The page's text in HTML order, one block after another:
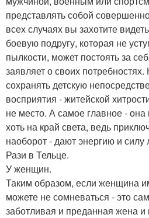
представлять собой
всех случаях вы захотите
боевую подругу, которая не
пылкости, может постоять за
заявляет о своих
сохранять детскую
восприятия - житейской
не место. А самое главное - она
хоть на край света, ведь
наоборот - дают энергию и силу
Рази в Тельце.
У женщин.
Таким образом, если женщина
можете не сомневаться - это
заботливая и преданная жена